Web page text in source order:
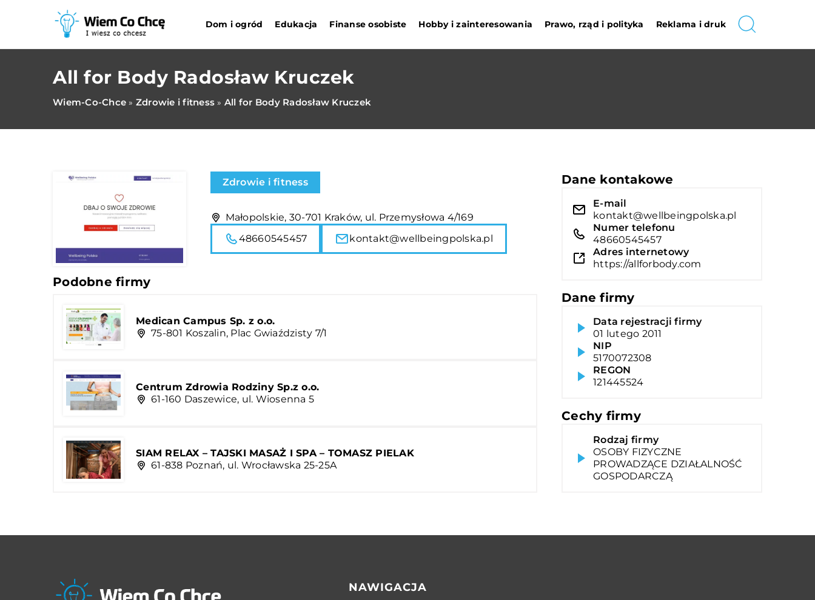
Dom i ogród Edukacja Finanse osobiste Hobby i zainteresowania Prawo, rząd i polityka Reklama i druk
All for Body Radosław Kruczek
Wiem-Co-Chce » Zdrowie i fitness » All for Body Radosław Kruczek
Zdrowie i fitness
Małopolskie, 30-701 Kraków, ul. Przemysłowa 4/169
48660545457
kontakt@wellbeingpolska.pl
Podobne firmy
Medican Campus Sp. z o.o.
75-801 Koszalin, Plac Gwiaździsty 7/1
Centrum Zdrowia Rodziny Sp.z o.o.
61-160 Daszewice, ul. Wiosenna 5
SIAM RELAX – TAJSKI MASAŻ I SPA – TOMASZ PIELAK
61-838 Poznań, ul. Wrocławska 25-25A
Dane kontakowe
E-mail
kontakt@wellbeingpolska.pl
Numer telefonu
48660545457
Adres internetowy
https://allforbody.com
Dane firmy
Data rejestracji firmy
01 lutego 2011
NIP
5170072308
REGON
121445524
Cechy firmy
Rodzaj firmy
OSOBY FIZYCZNE
PROWADZĄCE DZIAŁALNOŚĆ
GOSPODARCZĄ
NAWIGACJA